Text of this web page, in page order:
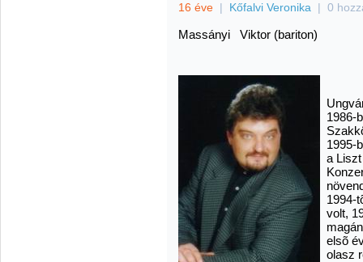
16 éve | Kőfalvi Veronika | 0
Massányi Viktor (bariton)
1986-
1995-
a
1994-
volt,
elsõ
olasz